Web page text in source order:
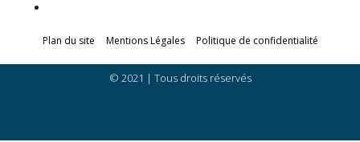
Plan du site Mentions Légales Politique de confidentialité
© 2021 | Tous droits réservés